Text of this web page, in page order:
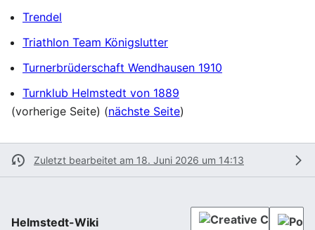
Trendel
Triathlon Team Königslutter
Turnerbrüderschaft Wendhausen 1910
Turnklub Helmstedt von 1889
(vorherige Seite) (nächste Seite)
Zuletzt bearbeitet am 18. Juni 2026 um 14:13
Helmstedt-Wiki